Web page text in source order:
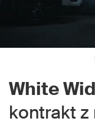
White
kontrakt